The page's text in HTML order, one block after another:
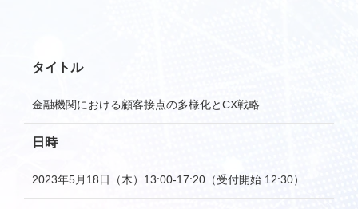
タイトル
金融機関における顧客接点の多様化とCX戦略
日時
2023年5月18日（木）13:00-17:20（受付開始 12:30）